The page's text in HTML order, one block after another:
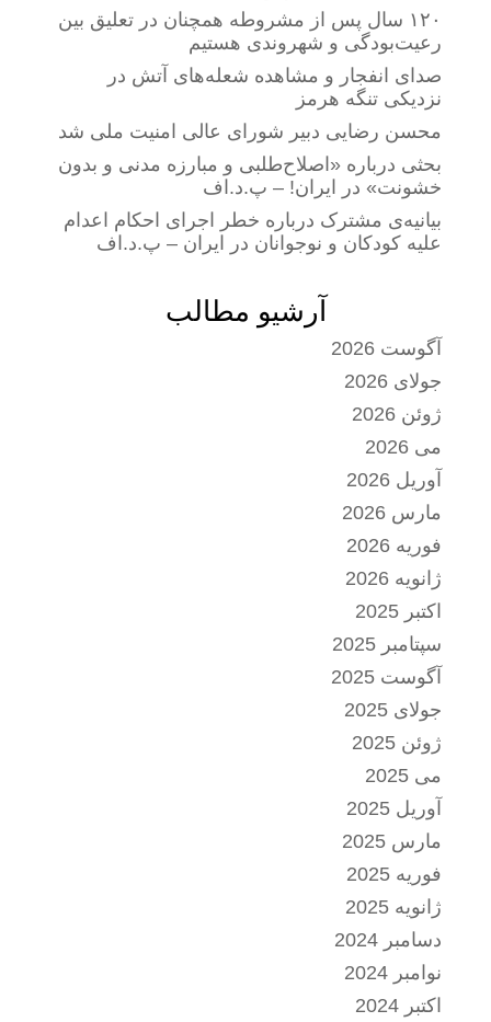
۱۲۰ سال پس از مشروطه همچنان در تعلیق بین
رعیت‌بودگی و شهروندی هستیم
صدای انفجار و مشاهده شعله‌های آتش در
نزدیکی تنگه هرمز
محسن رضایی دبیر شورای عالی امنیت ملی شد
بحثی درباره «اصلاح‌طلبی و مبارزه مدنی و بدون
خشونت» در ایران! – پ.د.اف
بیانیه‌ی مشترک درباره خطر اجرای احکام اعدام
علیه کودکان و نوجوانان در ایران – پ.د.اف
آرشیو مطالب
آگوست 2026
جولای 2026
ژوئن 2026
می 2026
آوریل 2026
مارس 2026
فوریه 2026
ژانویه 2026
اکتبر 2025
سپتامبر 2025
آگوست 2025
جولای 2025
ژوئن 2025
می 2025
آوریل 2025
مارس 2025
فوریه 2025
ژانویه 2025
دسامبر 2024
نوامبر 2024
اکتبر 2024